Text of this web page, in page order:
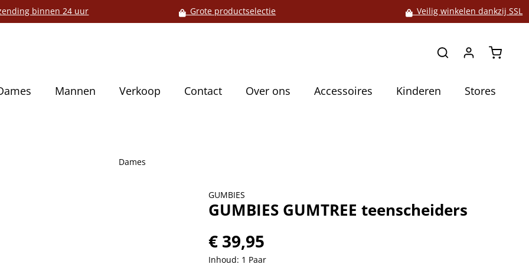
binnen 24 uur Grote productselectie Veilig winkelen dankzij SSL
Mannen Verkoop Contact Over ons Accessoires Kinderen Stores
Dames
GUMBIES
GUMBIES GUMTREE teenscheiders
€ 39,95
Inhoud: 1 Paar